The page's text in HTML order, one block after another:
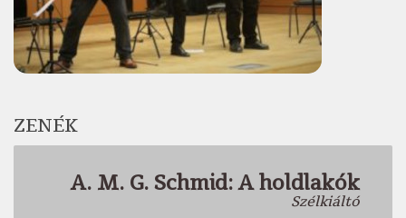
ZENÉK
A. M. G. Schmid: A holdlakók
Szélkiáltó